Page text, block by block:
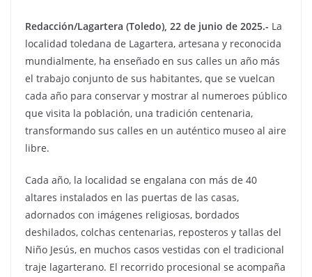
Redacción/Lagartera (Toledo), 22 de junio de 2025.- La
localidad toledana de Lagartera, artesana y reconocida
mundialmente, ha enseñado en sus calles un año más
el trabajo conjunto de sus habitantes, que se vuelcan
cada año para conservar y mostrar al numeroes público
que visita la población, una tradición centenaria,
transformando sus calles en un auténtico museo al aire
libre.
Cada año, la localidad se engalana con más de 40
altares instalados en las puertas de las casas,
adornados con imágenes religiosas, bordados
deshilados, colchas centenarias, reposteros y tallas del
Niño Jesús, en muchos casos vestidas con el tradicional
traje lagarterano. El recorrido procesional se acompaña